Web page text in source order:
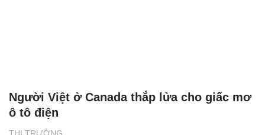
THỊ TRƯỜNG
Người Việt ở Canada thắp lửa cho giấc mơ
ô tô điện